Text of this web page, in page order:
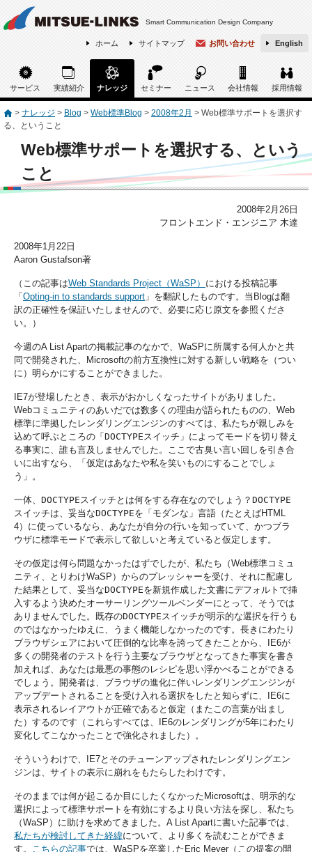
Smart Communication Design Company
ホーム サイトマップ お問い合わせ English
サービス 実績紹介 ナレッジ セミナー ニュース 会社情報 採用情報
> ナレッジ > Blog > Web標準Blog > 2008年2月 > Web標準サポートを選択す
る、ということ
Web標準サポートを選択する、という
こと
2008年2月26日
フロントエンド・エンジニア 木達
2008年1月22日
Aaron Gustafson著
（この記事はWeb Standards Project（WaSP） における投稿記事
「 Opting-in to standards support 」を翻訳したものです。当Blogは翻
訳の正確性を保証いたしませんので、必要に応じ原文を参照くださ
い。）
今週のA List Apartの掲載記事のなかで、WaSPに所属する何人かと共
同で開発された、Microsoftの前方互換性に対する新しい戦略を（つい
に）明らかにすることができました。
IE7が登場したとき、表示がおかしくなったサイトがありました。
Webコミュニティのあいだでは数多くの理由が語られたものの、Web
標準に準拠したレンダリングエンジンのすべては、私たちが親しみを
込めて呼ぶところの「 DOCTYPEスイッチ」によってモードを切り替え
る事実に、誰も言及しませんでした。ここで古臭い言い回しを引き合
いに出すなら、「 仮定はあなたや私を笑いものにすることでしょ
う」。
一体、 DOCTYPEスイッチとは何をする存在なのでしょう？ DOCTYPE
スイッチは、妥当なDOCTYPEを「モダンな」言語（たとえばHTML
4）に使っているなら、あなたが自分の行いを知っていて、かつブラ
ウザに標準モードで表示して欲しいと考えていると 仮定 します。
その仮定は何ら問題なかったはずでしたが、私たち（Web標準コミュ
ニティ、とりわけWaSP）からのプレッシャーを受け、それに配慮し
た結果として、妥当なDOCTYPEを新規作成した文書にデフォルトで挿
入するよう決めたオーサーリングツールベンダーにとって、そうでは
ありませんでした。既存のDOCTYPEスイッチが明示的な選択を行うも
のではなかったゆえに、うまく機能しなかったのです。長きにわたり
ブラウザシェアにおいて圧倒的な比率を誇ってきたことから、IE6が
多くの開発者のテストを行う主要なブラウザとなってきた事実を書き
加えれば、あなたは最悪の事態のレシピを思い浮かべることができる
でしょう。開発者は、ブラウザの進化に伴いレンダリングエンジンが
アップデートされることを受け入れる選択をしたと知らずに、IE6に
表示されるレイアウトが正確であると仮定（またこの言葉が出まし
た）するのです（これらすべては、IE6のレンダリングが5年にわたり
変化してこなかったことで強化されました）。
そういうわけで、IE7とそのチューンアップされたレンダリングエン
ジンは、サイトの表示に崩れをもたらしたわけです。
そのままでは何が起こるか目にしたくなかったMicrosoftは、明示的な
選択によって標準サポートを有効にするより良い方法を探し、私たち
（WaSP）に助けを求めてきました。 A List Apartに書いた記事では、
私たちが検討してきた経緯について、より多くを読むことができま
す。 こちらの記事では、WaSPを卒業したEric Meyer（この提案の開